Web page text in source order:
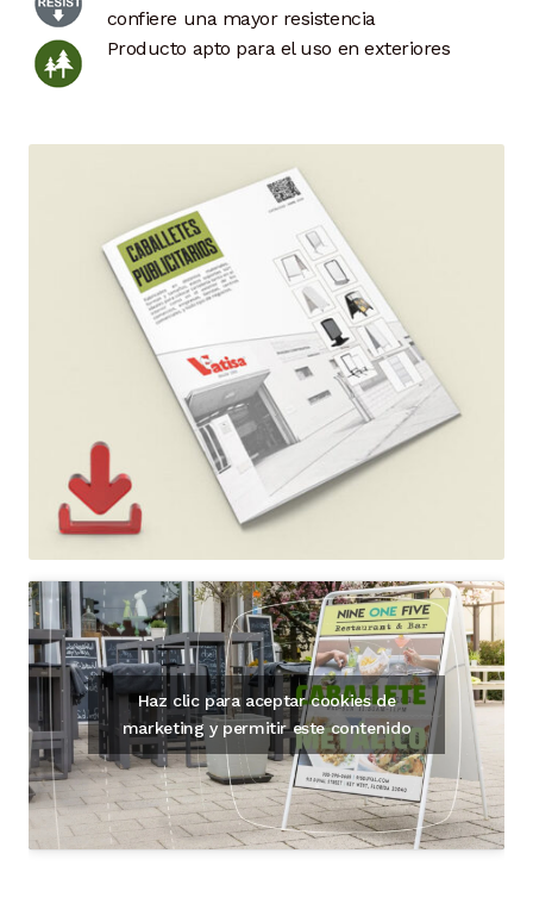
confiere una mayor resistencia
Producto apto para el uso en exteriores
Haz clic para aceptar cookies de
marketing y permitir este contenido